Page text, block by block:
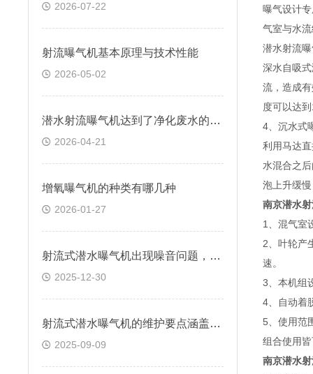
2026-07-22
射流曝气机基本原理与技术性能
2026-05-02
潜水射流曝气机达到了净化废水的目的
2026-04-21
增氧曝气机的种类有哪几种
2026-01-27
射流式潜水曝气机出现噪音问题，是什么原因导致的？
2025-12-30
射流式潜水曝气机的维护要点涵盖多个方面
2025-09-09
曝气设计
气室与水
潜水射流
深水自吸
流，造成
度可以达
4、沉水式
利用马达
水混合之
泡上升缓
南京潜水
1、混气室
2、叶轮产
速。
3、本机组
4、自动着
5、使用范
组合使用
南京潜水